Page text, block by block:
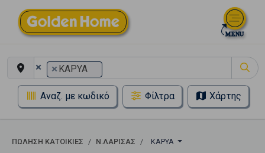
× × ΚΑΡΥΑ
Αναζ. με κωδικό Φίλτρα Χάρτης
ΠΏΛΗΣΗ ΚΑΤΟΙΚΊΕΣ Ν.ΛΑΡΙΣΑΣ
ΚΑΡΥΑ